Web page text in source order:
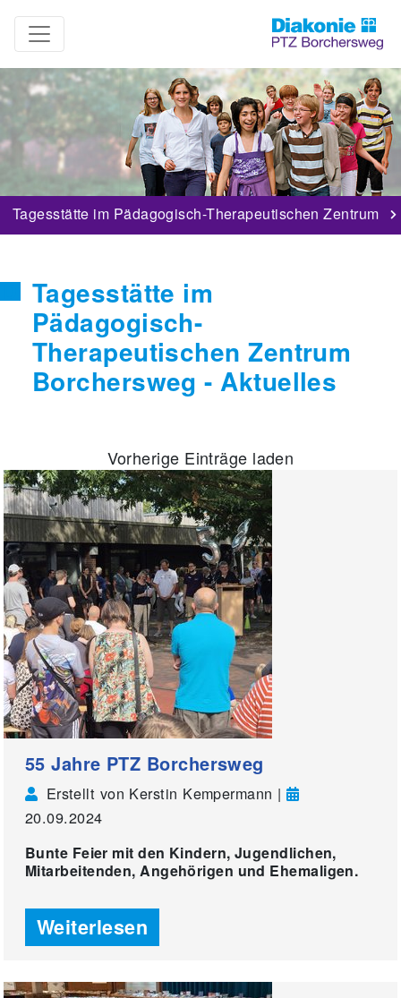
Tagesstätte im Pädagogisch-Therapeutischen Zentrum
Tagesstätte im
Pädagogisch-
Therapeutischen Zentrum
Borchersweg - Aktuelles
Vorherige Einträge laden
55 Jahre PTZ Borchersweg
Erstellt von Kerstin Kempermann |
20.09.2024
Bunte Feier mit den Kindern, Jugendlichen,
Mitarbeitenden, Angehörigen und Ehemaligen.
Weiterlesen